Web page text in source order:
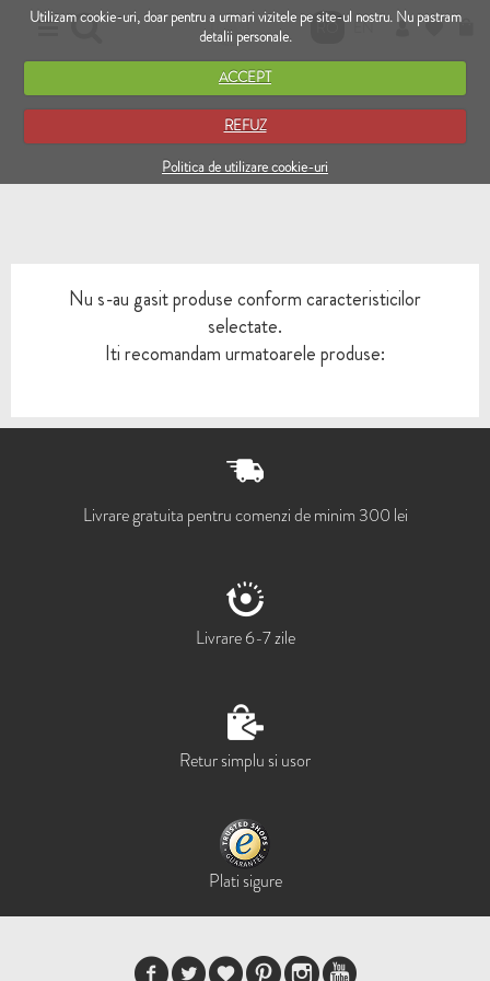
Utilizam cookie-uri, doar pentru a urmari vizitele pe site-ul nostru. Nu pastram
detalii personale.
ACCEPT
REFUZ
Politica de utilizare cookie-uri
RO EN
Nu s-au gasit produse conform caracteristicilor
selectate.
Iti recomandam urmatoarele produse:
Livrare gratuita pentru comenzi de minim 300 lei
Livrare 6-7 zile
Retur simplu si usor
Plati sigure